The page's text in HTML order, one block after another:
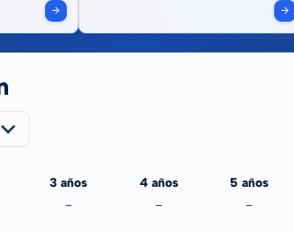
3 años
-
4 años
-
5 años
-